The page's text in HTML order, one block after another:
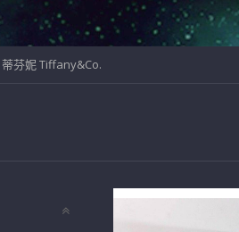
蒂芬妮 Tiffany&Co.